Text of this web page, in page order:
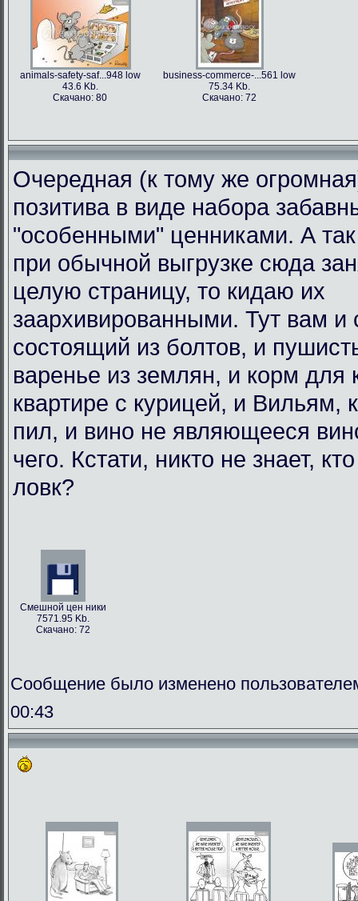
animals-safety-saf...948 low
43.6 Kb.
Скачано: 80
business-commerce-...561 low
75.34 Kb.
Скачано: 72
Очередная (к тому же
позитива в виде набора
"особенными" ценниками. А так
при обычной выгрузке сюда
целую страницу, то кидаю их
заархивированными. Тут вам и
состоящий из болтов, и
варенье из землян, и корм
квартире с курицей, и Вильям,
пил, и вино не являющееся
чего. Кстати, никто не знает,
ловк?
Смешной цен ники
7571.95 Kb.
Скачано: 72
Сообщение было изменено
00:43